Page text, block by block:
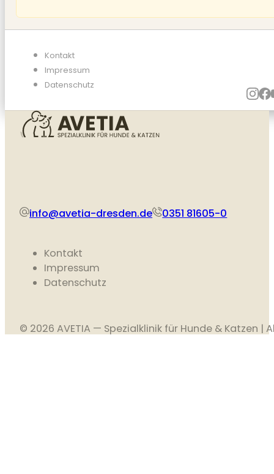
Kontakt
Impressum
Datenschutz
info@avetia-dresden.de 0351 81605-0
© 2026 AVETIA — Spezialklinik für Hunde & Katzen |
Kontakt
Impressum
Datenschutz